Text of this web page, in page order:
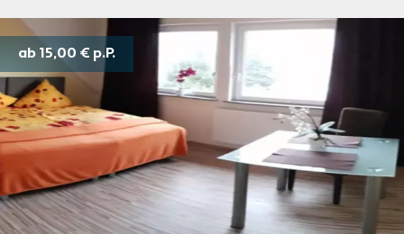
ab 15,00 € p.P.